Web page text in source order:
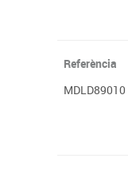
Referència
MDLD89010